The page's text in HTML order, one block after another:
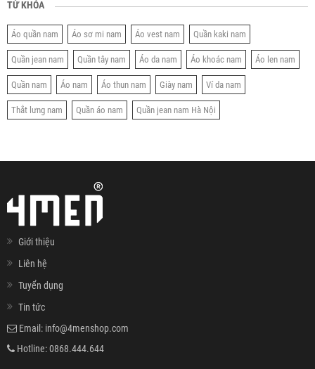
TỪ KHÓA
Áo quần nam Áo sơ mi nam Áo vest nam Quần kaki nam
Quần jean nam Quần tây nam Áo da nam Áo khoác nam Áo len nam
Quần nam Áo nam Áo thun nam Giày nam Ví da nam
Thắt lưng nam Quần áo nam Quần jean nam Hà Nội
Giới thiệu
Liên hệ
Tuyển dụng
Tin tức
Email: info@4menshop.com
Hotline:0868.444.644